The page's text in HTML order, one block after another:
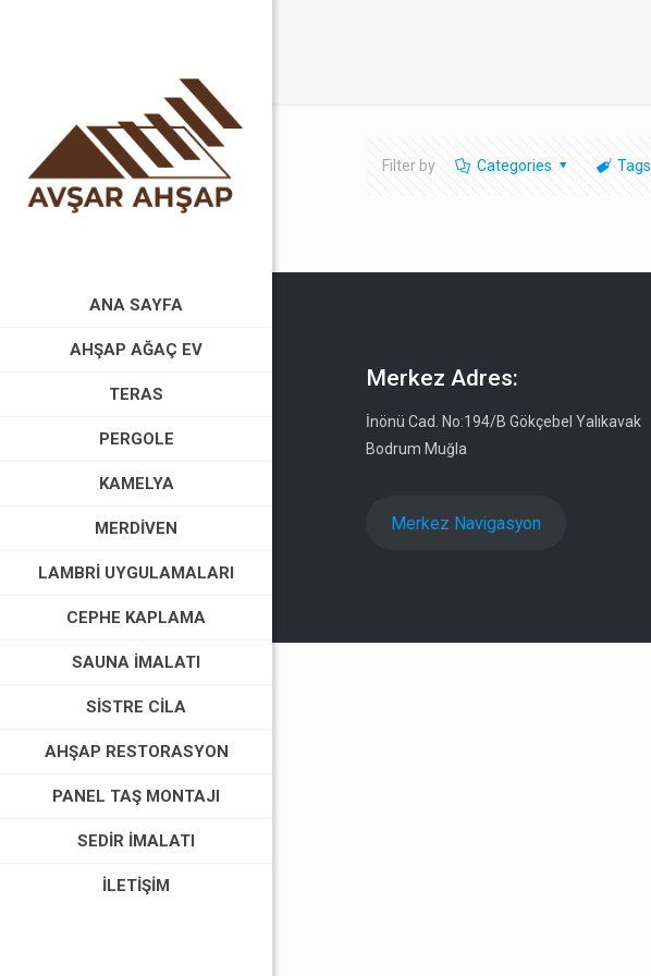
ANA SAYFA
AHŞAP AĞAÇ EV
TERAS
PERGOLE
KAMELYA
MERDIVEN
LAMBRI UYGULAMALARI
CEPHE KAPLAMA
SAUNA İMALATI
SISTRE CILA
AHŞAP RESTORASYON
PANEL TAŞ MONTAJI
SEDIR İMALATI
İLETIŞIM
Filter by Categories Tags
Merkez Adres:
İnönü Cad. No:194/B Gökçebel Yalıkavak
Bodrum Muğla
Merkez Navigasyon